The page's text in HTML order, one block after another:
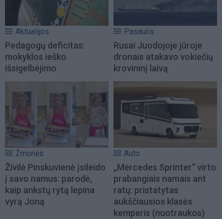
Aktualijos
Pedagogų deficitas:
mokyklos ieško
išsigelbėjimo
Pasaulis
Rusai Juodojoje jūroje
dronais atakavo vokiečių
krovininį laivą
Žmonės
Živilė Pinskuvienė įsileido
į savo namus: parodė,
kaip ankstų rytą lepina
vyrą Joną
Auto
„Mercedes Sprinter“ virto
prabangiais namais ant
ratų: pristatytas
aukščiausios klasės
kemperis (nuotraukos)